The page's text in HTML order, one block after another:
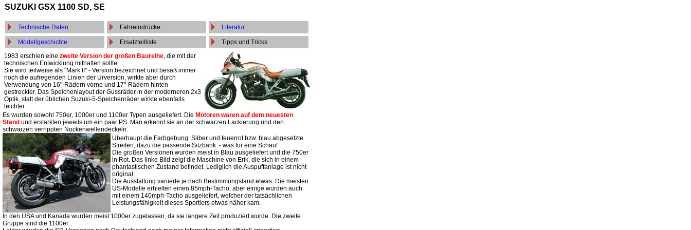
SUZUKI GSX 1100 SD, SE
Technische Daten Fahreindrücke Literatur
Modellgeschichte Ersatzteilliste
Tipps und Tricks
1983 erschien eine zweite Version der großen Baureihe, die mit der
technischen Entwicklung mithalten sollte.
Sie wird teilweise als "Mark II" - Version bezeichnet und besaß immer
noch die aufregenden Linien der Urversion, wirkte aber durch
Verwendung von 16"-Rädern vorne und 17"-Rädern hinten
gestreckter. Das Speichenlayout der Gussräder in der moderneren 2x3
Optik, statt der üblichen Suzuki-5-Speichenräder wirkte ebenfalls
leichter.
Es wurden sowohl 750er, 1000er und 1100er Typen ausgeliefert. Die Motoren waren auf dem neuesten
Stand und erstarkten jeweils um ein paar PS. Man erkennt sie an der schwarzen Lackierung und den
schwarzen verrippten Nockenwellendeckeln.
Überhaupt die Farbgebung: Silber und feuerrot bzw. blau abgesetzte
Streifen, dazu die passende Sitzbank - was für eine Schau!
Die großen Versionen wurden meist in Blau ausgeliefert und die 750er
in Rot. Das linke Bild zeigt die Maschine von Erik, die sich in einem
phantastischen Zustand befindet. Lediglich die Auspuffanlage ist nicht
original.
Die Ausstattung variierte je nach Bestimmungsland etwas. Die meisten
US-Modelle erhielten einen 85mph-Tacho, aber einige wurden auch
mit einem 140mph-Tacho ausgeliefert, welcher der tatsächlichen
Leistungsfähigkeit dieses Sportlers etwas näher kam.
In den USA und Kanada wurden meist 1000er zugelassen, da sie längere Zeit produziert wurde. Die zweite
Gruppe sind die 1100er.